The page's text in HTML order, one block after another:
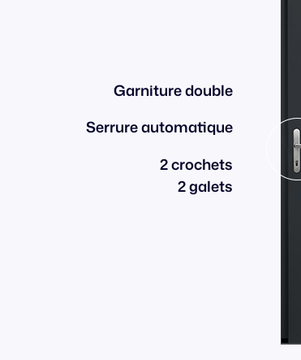
Garniture double
Serrure automatique
2 crochets
2 galets